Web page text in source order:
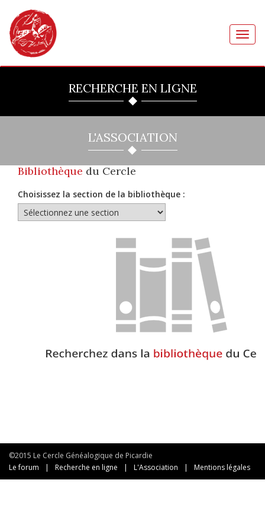
RECHERCHE EN LIGNE
L'ASSOCIATION
Bibliothèque du Cercle
Choisissez la section de la bibliothèque :
©2015 Le Cercle Généalogique de Picardie
Le forum
| Recherche en ligne | L'Association | Mentions légales